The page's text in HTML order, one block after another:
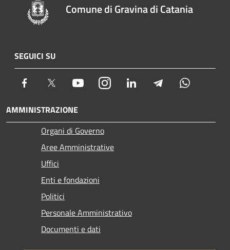
Comune di Gravina di Catania
SEGUICI SU
Facebook Twitter YoutubeInstagram LinkedIn Telegram
AMMINISTRAZIONE
Organi di Governo
Aree Amministrative
Uffici
Enti e fondazioni
Politici
Personale Amministrativo
Documenti e dati